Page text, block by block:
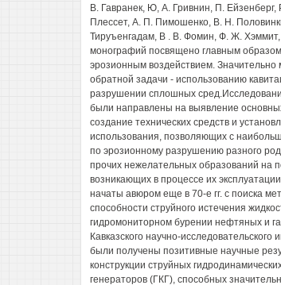
В. Гавранек, Ю, А. Гривнин, П.
Плессет, А. П. Пимошенко, В. Н.
Тируъенгадам, В . В. Фомин, Ф. Ж.
монографий посвящено главным
эрозионным воздействием.
обратной задачи - использованию
разрушении сплошных
были направлены на выявление
создание технических средств и
использования, позволяющих с
по эрозионному разрушению разного
прочих нежелательных образований на
возникающих в процессе их
начаты авюром еще в 70-е гг. с поиска
способности струйного истечения
гидромониторном бурении нефтяных и
Кавказского научно-
были получены позитивные научные
конструкции струйных
генераторов (ГКГ), способных